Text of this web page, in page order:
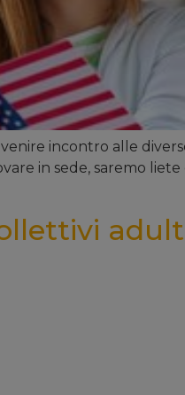
incontro alle
in sede, saremo liete